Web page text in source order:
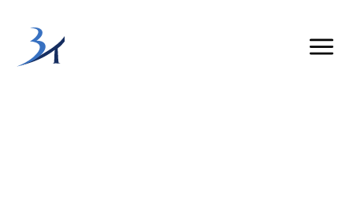
Gestire un'attività del settore beauty richiede
tenacia e preparazione. Temi di aver
perso la bussola e senti che qualcosa non sta